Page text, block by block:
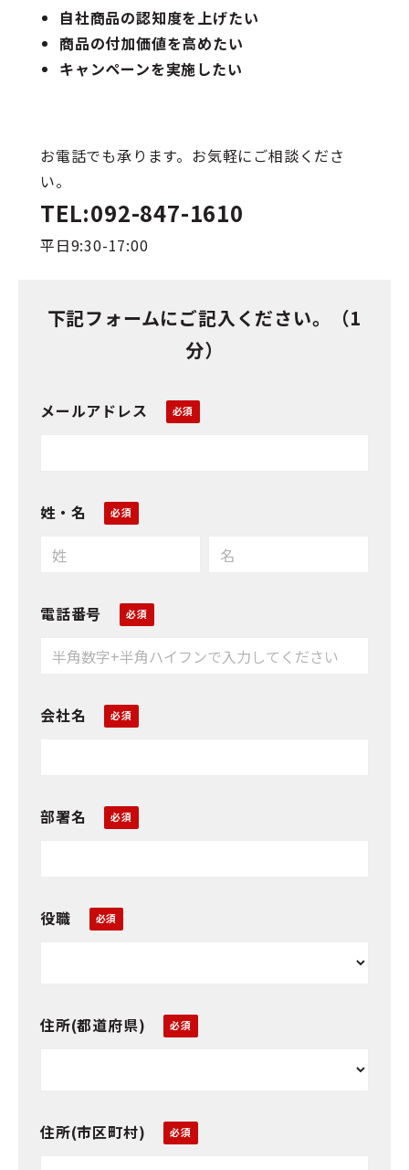
自社商品の認知度を上げたい
商品の付加価値を高めたい
キャンペーンを実施したい
お電話でも承ります。お気軽にご相談くださ
い。
TEL:092-847-1610
平日9:30-17:00
下記フォームにご記入ください。（1
分）
メールアドレス
姓・名
電話番号
会社名
部署名
役職
住所(都道府県)
住所(市区町村)